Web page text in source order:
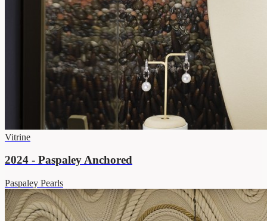
Vitrine
2024 - Paspaley Anchored
Paspaley Pearls